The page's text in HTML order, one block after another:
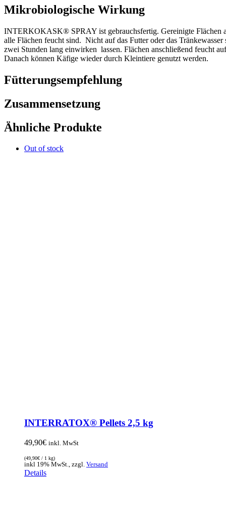
Mikrobiologische Wirkung
INTERKOKASK® SPRAY ist gebrauchsfertig. Gereinigte Flächen
alle Flächen feucht sind. Nicht auf das Futter oder das
zwei Stunden lang einwirken lassen. Flächen anschließend feucht
Danach können Käfige wieder durch Kleintiere genutzt werden.
Fütterungsempfehlung
Zusammensetzung
Ähnliche Produkte
Out of stock
INTERRATOX® Pellets 2,5 kg
49,90€ inkl. MwSt
(49,90€ / 1 kg)
inkl 19% MwSt., zzgl. Versand
Details